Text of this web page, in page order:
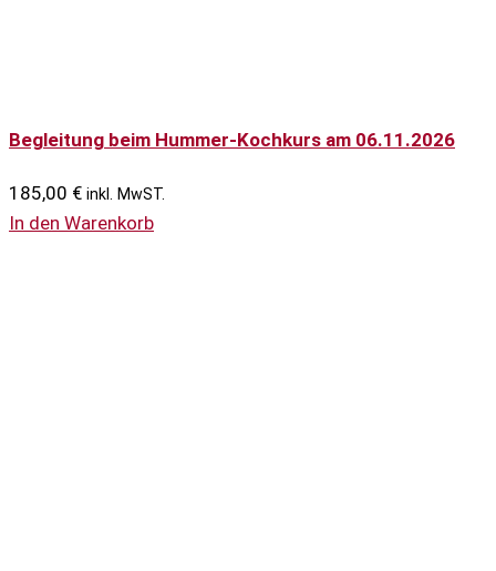
Begleitung beim Hummer-Kochkurs am 06.11.2026
185,00 € inkl. MwST.
In den Warenkorb